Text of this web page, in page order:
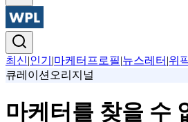
최신|인기 |마케터프로필|뉴스레터 |위
큐레이션 오리지널
마케터를 찾을 수